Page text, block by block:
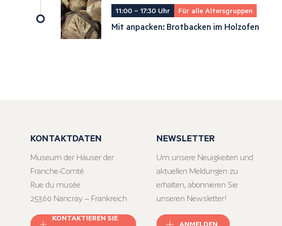
11:00 – 17:30 Uhr Für alle Altersgruppen
Mit anpacken: Brotbacken im Holzofen
KONTAKTDATEN
Museum der Häuser der
Franche-Comté
Rue du musée
25360 Nancray – Frankreich
KONTAKTIEREN SIE
NEWSLETTER
Um unsere Neuigkeiten und
aktuellen Meldungen zu
erhalten, abonnieren Sie
unseren Newsletter!
ANMELDEN